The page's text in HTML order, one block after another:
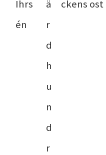
Ihrs
én
ä
r
d
h
u
n
d
r
ckens ost